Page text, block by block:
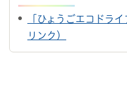
「ひょうごエコドラ
リンク）